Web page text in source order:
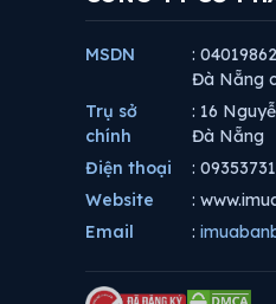
MSDN
:
Đà Nẵng
Trụ sở
chính
: 16
Đà Nẵng
Điện thoại
:
Website
:
Email
: